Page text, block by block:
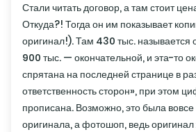
Стали читать договор, а там стоит
Откуда?! Тогда он им показывает
оригинал!). Там 430 тыс. называется
900 тыс. — окончательной, и эта-то
спрятана на последней странице в
ответственность сторон», при этом
прописана. Возможно, это была вовсе
оригинала, а фотошоп, ведь оригинал